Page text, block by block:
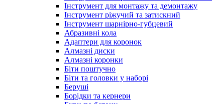
Інструмент для монтажу та демонтажу
Інструмент ріжучий та затискний
Інструмент шарнірно-губцевий
Абразивні кола
Адаптери для коронок
Алмазні диски
Алмазні коронки
Біти поштучно
Біти та головки у наборі
Беруші
Борідки та кернери